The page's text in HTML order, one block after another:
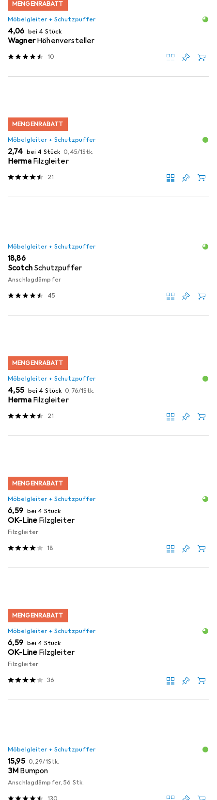
MENGENRABATT
Möbelgleiter + Schutzpuffer
EUR
4,06 bei 4 Stück
Wagner Höhenversteller
10
MENGENRABATT
Möbelgleiter + Schutzpuffer
EUR
2,74 bei 4 Stück EUR
0,45/1Stk.
Herma Filzgleiter
21
Möbelgleiter + Schutzpuffer
EUR
18,86
Scotch Schutzpuffer
Anschlagdämpfer
45
MENGENRABATT
Möbelgleiter + Schutzpuffer
EUR
4,55 bei 4 Stück EUR
0,76/1Stk.
Herma Filzgleiter
21
MENGENRABATT
Möbelgleiter + Schutzpuffer
EUR
6,59 bei 4 Stück
OK-Line Filzgleiter
Filzgleiter
18
MENGENRABATT
Möbelgleiter + Schutzpuffer
EUR
6,59 bei 4 Stück
OK-Line Filzgleiter
Filzgleiter
36
Möbelgleiter + Schutzpuffer
EUR
15,95 EUR
0,29/1Stk.
3M Bumpon
Anschlagdämpfer, 56 Stk.